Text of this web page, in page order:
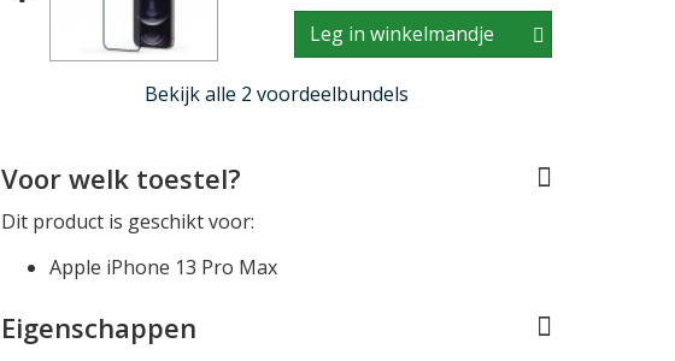
Leg in winkelmandje
Bekijk alle 2 voordeelbundels
Voor welk toestel?
Dit product is geschikt voor:
Apple iPhone 13 Pro Max
Eigenschappen